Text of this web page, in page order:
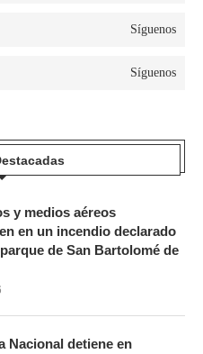
Síguenos
Síguenos
y medios aéreos
en un incendio declarado
de San Bartolomé de
Nacional detiene en